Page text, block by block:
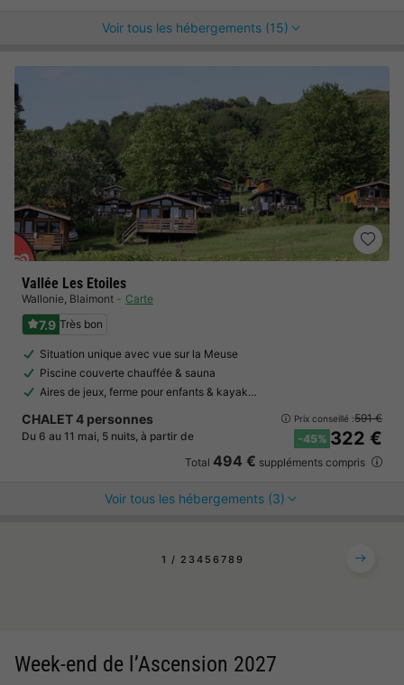
Voir tous les hébergements (15)
Vallée Les Etoiles
Wallonie, Blaimont Carte
7.9 Très bon
Situation unique avec vue sur la Meuse
Piscine couverte chauffée & sauna
Aires de jeux, ferme pour enfants & kayak…
CHALET 4 personnes
Du 6 au 11 mai, 5 nuits, à partir de
Prix conseillé :591 €
-45% 322 €
Total 494 € suppléments compris
Voir tous les hébergements (3)
1 2 3 4 5 67 8 9
Week-end de l’Ascension 2027